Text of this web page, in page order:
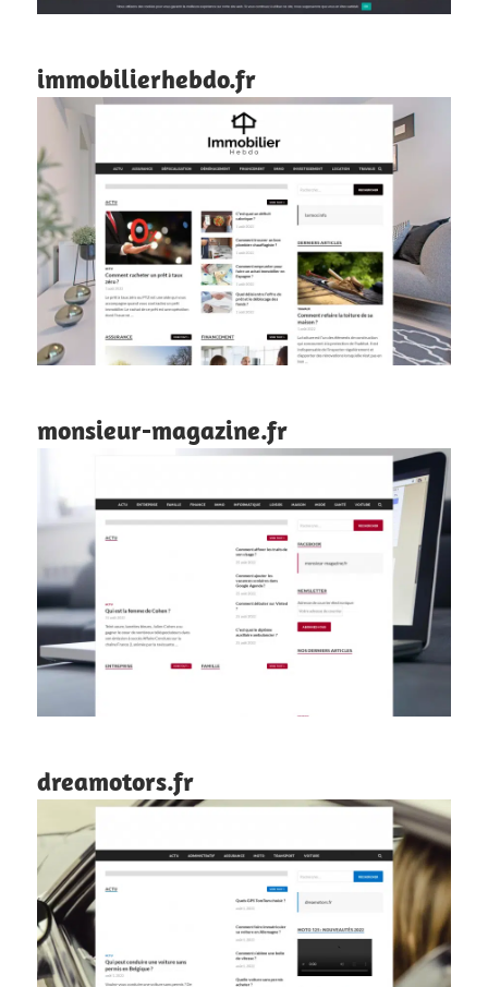
immobilierhebdo.fr
monsieur-magazine.fr
dreamotors.fr